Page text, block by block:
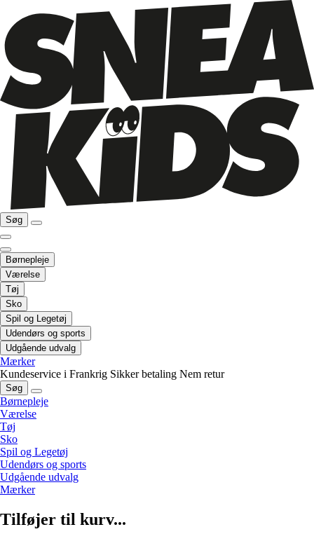
Søg
Børnepleje
Værelse
Tøj
Sko
Spil og Legetøj
Udendørs og sports
Udgående udvalg
Mærker
Kundeservice i Frankrig Sikker betaling Nem retur
Søg
Børnepleje
Værelse
Tøj
Sko
Spil og Legetøj
Udendørs og sports
Udgående udvalg
Mærker
Tilføjer til kurv...